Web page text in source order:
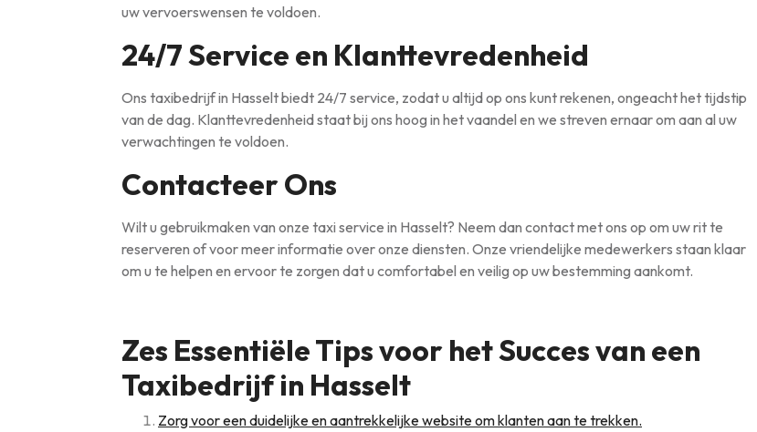
uw vervoerswensen te voldoen.
24/7 Service en Klanttevredenheid
Ons taxibedrijf in Hasselt biedt 24/7 service, zodat u altijd op ons kunt rekenen, ongeacht het tijdstip
van de dag. Klanttevredenheid staat bij ons hoog in het vaandel en we streven ernaar om aan al uw
verwachtingen te voldoen.
Contacteer Ons
Wilt u gebruikmaken van onze taxi service in Hasselt? Neem dan contact met ons op om uw rit te
reserveren of voor meer informatie over onze diensten. Onze vriendelijke medewerkers staan klaar
om u te helpen en ervoor te zorgen dat u comfortabel en veilig op uw bestemming aankomt.
Zes Essentiële Tips voor het Succes van een
Taxibedrijf in Hasselt
Zorg voor een duidelijke en aantrekkelijke website om klanten aan te trekken.